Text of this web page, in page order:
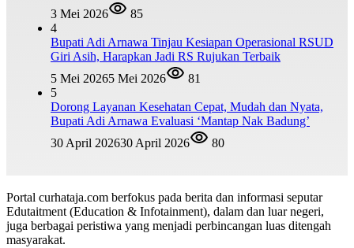
3 Mei 2026
85
4
Bupati Adi Arnawa Tinjau Kesiapan Operasional RSUD
Giri Asih, Harapkan Jadi RS Rujukan Terbaik
5 Mei 20265 Mei 2026
81
5
Dorong Layanan Kesehatan Cepat, Mudah dan Nyata,
Bupati Adi Arnawa Evaluasi ‘Mantap Nak Badung’
30 April 202630 April 2026 80
Portal curhataja.com berfokus pada berita dan informasi seputar
Edutaitment (Education & Infotainment), dalam dan luar negeri,
juga berbagai peristiwa yang menjadi perbincangan luas ditengah
masyarakat.